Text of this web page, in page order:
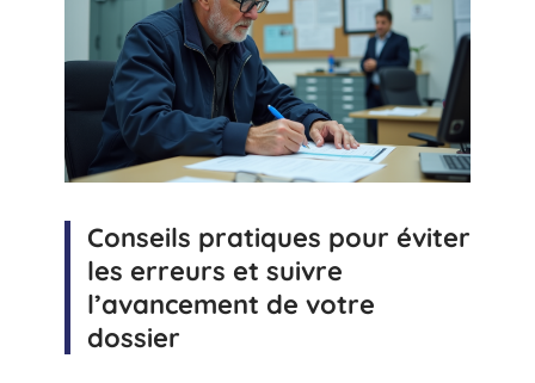
Conseils pratiques pour éviter
les erreurs et suivre
l’avancement de votre
dossier